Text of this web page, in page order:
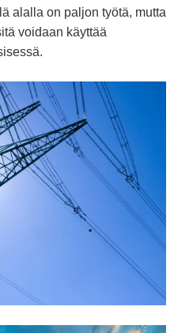
alalla on paljon työtä, mutta
voidaan käyttää